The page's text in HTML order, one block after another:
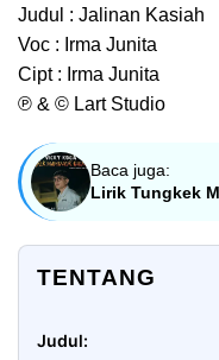
Judul : Jalinan Kasiah
Voc : Irma Junita
Cipt : Irma Junita
℗ & © Lart Studio
Baca juga:
Lirik Tungkek
TENTANG
Judul